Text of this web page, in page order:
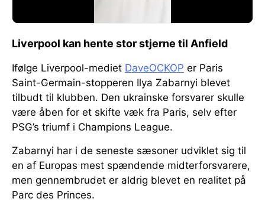
Liverpool kan hente stor stjerne til Anfield
Ifølge Liverpool-mediet DaveOCKOP er Paris
Saint-Germain-stopperen Ilya Zabarnyi blevet
tilbudt til klubben. Den ukrainske forsvarer skulle
være åben for et skifte væk fra Paris, selv efter
PSG’s triumf i Champions League.
Zabarnyi har i de seneste sæsoner udviklet sig til
en af Europas mest spændende midterforsvarere,
men gennembrudet er aldrig blevet en realitet på
Parc des Princes.